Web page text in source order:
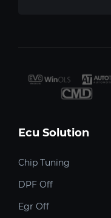
Ecu Solution
Chip Tuning
DPF Off
Egr Off